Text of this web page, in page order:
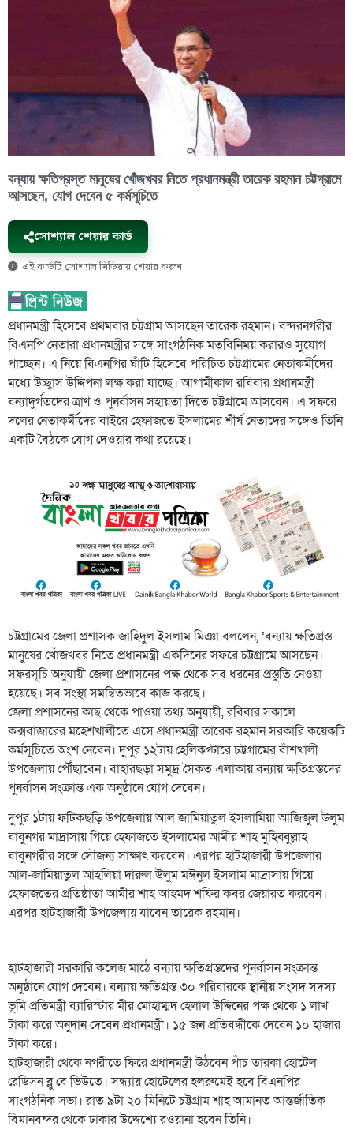
বন্যায় ক্ষতিগ্রস্ত মানুষের খোঁজখবর নিতে প্রধানমন্ত্রী তারেক রহমান চট্টগ্রামে
আসছেন, যোগ দেবেন ৫ কর্মসূচিতে
সোশ্যাল শেয়ার কার্ড
এই কার্ডটি সোশ্যাল মিডিয়ায় শেয়ার করুন
প্রধানমন্ত্রী হিসেবে প্রথমবার চট্টগ্রাম আসছেন তারেক রহমান। বন্দরনগরীর
বিএনপি নেতারা প্রধানমন্ত্রীর সঙ্গে সাংগঠনিক মতবিনিময় করারও সুযোগ
পাচ্ছেন। এ নিয়ে বিএনপির ঘাঁটি হিসেবে পরিচিত চট্টগ্রামের নেতাকর্মীদের
মধ্যে উচ্ছ্বাস উদ্দিপনা লক্ষ করা যাচ্ছে। আগামীকাল রবিবার প্রধানমন্ত্রী
বন্যাদুর্গতদের ত্রাণ ও পুনর্বাসন সহায়তা দিতে চট্টগ্রামে আসবেন। এ সফরে
দলের নেতাকর্মীদের বাইরে হেফাজতে ইসলামের শীর্ষ নেতাদের সঙ্গেও তিনি
একটি বৈঠকে যোগ দেওয়ার কথা রয়েছে।
চট্টগ্রামের জেলা প্রশাসক জাহিদুল ইসলাম মিঞা বললেন, ‘বন্যায় ক্ষতিগ্রস্ত
মানুষের খোঁজখবর নিতে প্রধানমন্ত্রী একদিনের সফরে চট্টগ্রামে আসছেন।
সফরসূচি অনুযায়ী জেলা প্রশাসনের পক্ষ থেকে সব ধরনের প্রস্তুতি নেওয়া
হয়েছে। সব সংস্থা সমন্বিতভাবে কাজ করছে।
জেলা প্রশাসনের কাছ থেকে পাওয়া তথ্য অনুযায়ী, রবিবার সকালে
কক্সবাজারের মহেশখালীতে এসে প্রধানমন্ত্রী তারেক রহমান সরকারি কয়েকটি
কর্মসূচিতে অংশ নেবেন। দুপুর ১২টায় হেলিকপ্টারে চট্টগ্রামের বাঁশখালী
উপজেলায় পৌঁছাবেন। বাহারছড়া সমুদ্র সৈকত এলাকায় বন্যায় ক্ষতিগ্রস্তদের
পুনর্বাসন সংক্রান্ত এক অনুষ্ঠানে যোগ দেবেন।
দুপুর ১টায় ফটিকছড়ি উপজেলায় আল জামিয়াতুল ইসলামিয়া আজিজুল উলুম
বাবুনগর মাদ্রাসায় গিয়ে হেফাজতে ইসলামের আমীর শাহ মুহিব্বুল্লাহ
বাবুনগরীর সঙ্গে সৌজন্য সাক্ষাৎ করবেন। এরপর হাটহাজারী উপজেলার
আল-জামিয়াতুল আহলিয়া দারুল উলুম মঈনুল ইসলাম মাদ্রাসায় গিয়ে
হেফাজতের প্রতিষ্ঠাতা আমীর শাহ আহমদ শফির কবর জেয়ারত করবেন।
এরপর হাটহাজারী উপজেলায় যাবেন তারেক রহমান।
হাটহাজারী সরকারি কলেজ মাঠে বন্যায় ক্ষতিগ্রস্তদের পুনর্বাসন সংক্রান্ত
অনুষ্ঠানে যোগ দেবেন। বন্যায় ক্ষতিগ্রস্ত ৩০ পরিবারকে স্থানীয় সংসদ সদস্য
ভূমি প্রতিমন্ত্রী ব্যারিস্টার মীর মোহাম্মদ হেলাল উদ্দিনের পক্ষ থেকে ১ লাখ
টাকা করে অনুদান দেবেন প্রধানমন্ত্রী। ১৫ জন প্রতিবন্ধীকে দেবেন ১০ হাজার
টাকা করে।
হাটহাজারী থেকে নগরীতে ফিরে প্রধানমন্ত্রী উঠবেন পাঁচ তারকা হোটেল
রেডিসন ব্লু বে ভিউতে। সন্ধ্যায় হোটেলের হলরুমেই হবে বিএনপির
সাংগঠনিক সভা। রাত ৯টা ২০ মিনিটে চট্টগ্রাম শাহ আমানত আন্তর্জাতিক
বিমানবন্দর থেকে ঢাকার উদ্দেশ্যে রওয়ানা হবেন তিনি।